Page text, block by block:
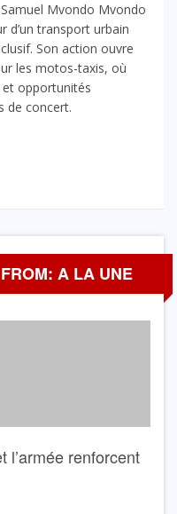
Mvondo Mvondo
d’un transport urbain
Son action ouvre
les motos-taxis, où
opportunités
de concert.
A LA UNE
l’armée renforcent